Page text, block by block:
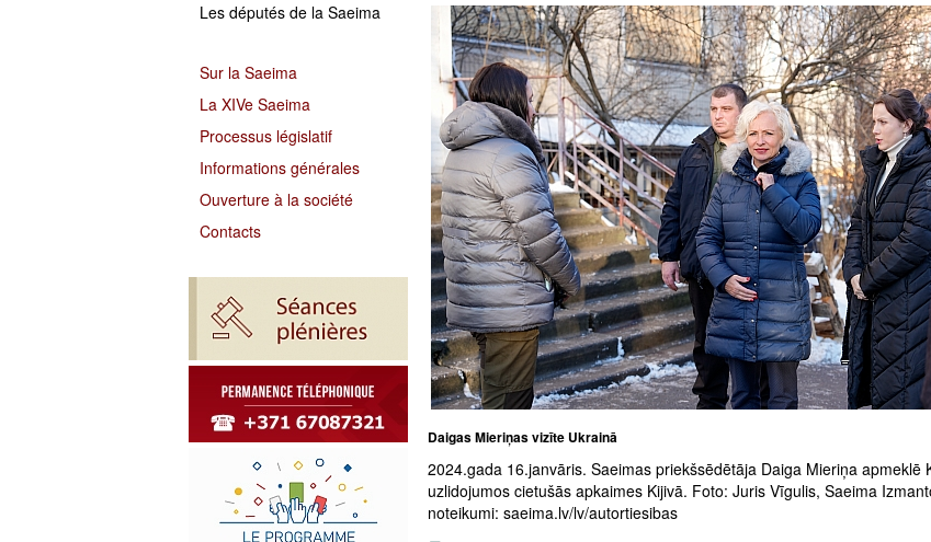
Les députés de la Saeima
Sur la Saeima
La XIVe Saeima
Processus législatif
Informations générales
Ouverture à la société
Contacts
Daigas Mieriņas vizīte Ukrainā
2024.gada 16.janvāris. Saeimas priekšsēdētāja Daiga Mieriņa apmeklē
uzlidojumos cietušās apkaimes Kijivā. Foto: Juris Vīgulis, Saeima
noteikumi: saeima.lv/lv/autortiesibas